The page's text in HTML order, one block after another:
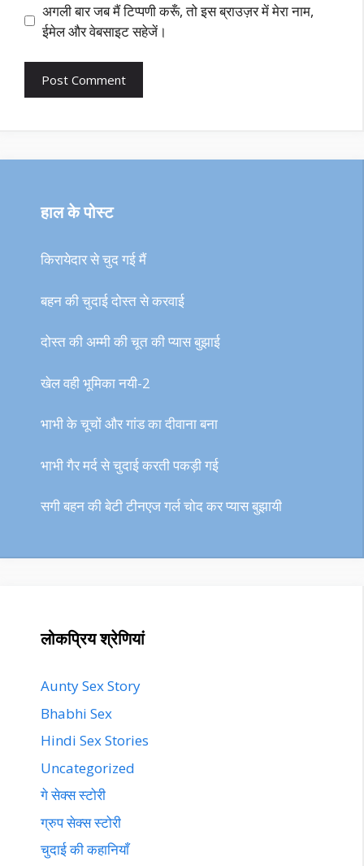
अगली बार जब मैं टिप्पणी करूँ, तो इस ब्राउज़र में मेरा नाम,
ईमेल और वेबसाइट सहेजें।
हाल के पोस्ट
किरायेदार से चुद गई मैं
बहन की चुदाई दोस्त से करवाई
दोस्त की अम्मी की चूत की प्यास बुझाई
खेल वही भूमिका नयी-2
भाभी के चूचों और गांड का दीवाना बना
भाभी गैर मर्द से चुदाई करती पकड़ी गई
सगी बहन की बेटी टीनएज गर्ल चोद कर प्यास बुझायी
लोकप्रिय श्रेणियां
Aunty Sex Story
Bhabhi Sex
Hindi Sex Stories
Uncategorized
गे सेक्स स्टोरी
ग्रुप सेक्स स्टोरी
चुदाई की कहानियाँ